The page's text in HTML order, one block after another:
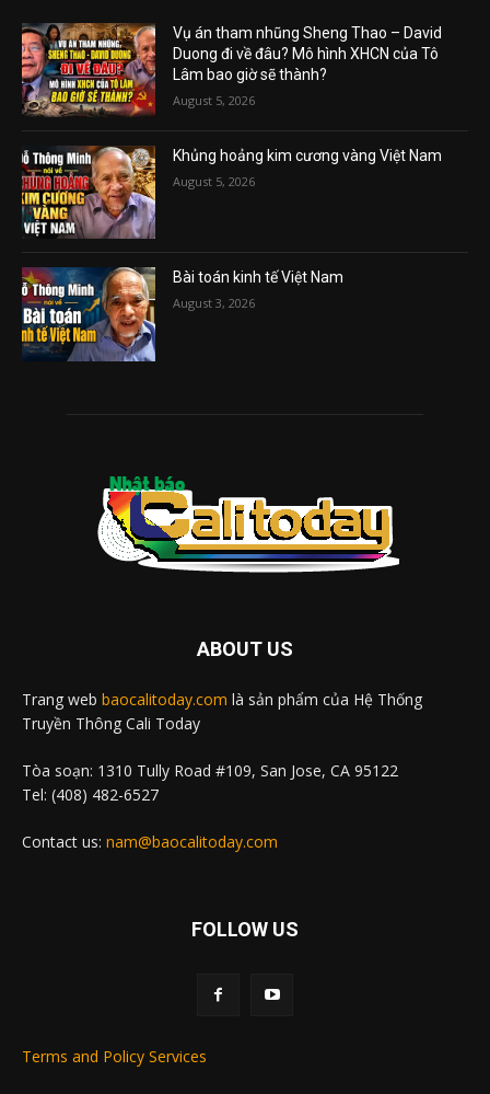
Vụ án tham nhũng Sheng Thao – David
Duong đi về đâu? Mô hình XHCN của Tô
Lâm bao giờ sẽ thành?
August 5, 2026
Khủng hoảng kim cương vàng Việt Nam
August 5, 2026
Bài toán kinh tế Việt Nam
August 3, 2026
ABOUT US
Trang web baocalitoday.com là sản phẩm của Hệ Thống
Truyền Thông Cali Today
Tòa soạn: 1310 Tully Road #109, San Jose, CA 95122
Tel: (408) 482-6527
Contact us: nam@baocalitoday.com
FOLLOW US
Terms and Policy Services